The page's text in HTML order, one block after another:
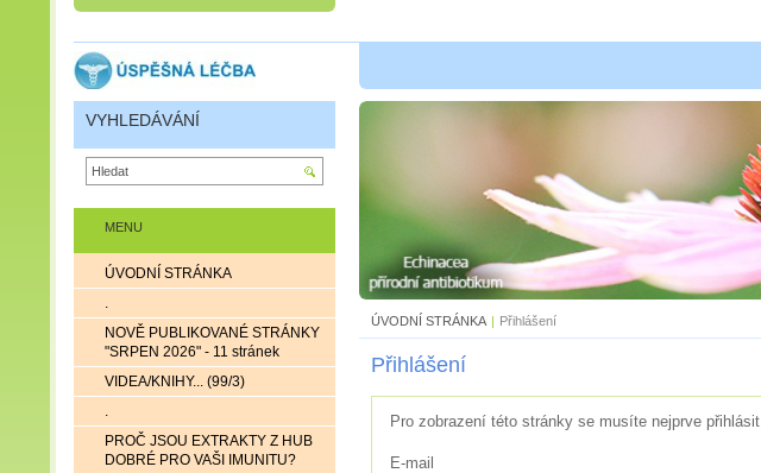
ÚVODNÍ STRÁNKA | Přihlášení
Přihlášení
Pro zobrazení této stránky se musíte nejprve přihlásit.
E-mail
MENU
ÚVODNÍ STRÁNKA
.
NOVĚ PUBLIKOVANÉ STRÁNKY
"SRPEN 2026" - 11 stránek
VIDEA/KNIHY... (99/3)
.
PROČ JSOU EXTRAKTY Z HUB
DOBRÉ PRO VAŠI IMUNITU?
VYHLEDÁVÁNÍ